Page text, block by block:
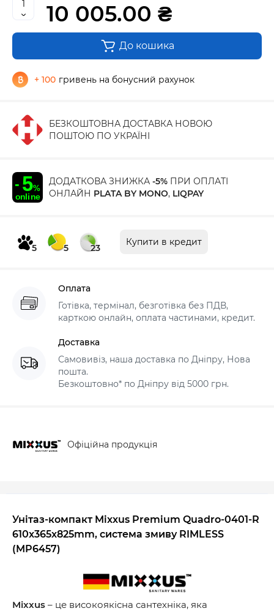
10 005.00 ₴
До кошика
+ 100 гривень на бонусний рахунок
БЕЗКОШТОВНА ДОСТАВКА НОВОЮ
ПОШТОЮ ПО УКРАЇНІ
ДОДАТКОВА ЗНИЖКА -5% ПРИ ОПЛАТІ
ОНЛАЙН PLATA BY MONO, LIQPAY
5 5 23
Купити в кредит
Оплата
Готівка, термінал, безготівка без ПДВ,
карткою онлайн, оплата частинами, кредит.
Доставка
Самовивіз, наша доставка по Дніпру, Нова
пошта.
Безкоштовно* по Дніпру від 5000 грн.
Офіційна продукція
Унітаз-компакт Mixxus Premium Quadro-0401-R
610x365x825mm, система змиву RIMLESS
(MP6457)
Mixxus – це високоякісна сантехніка, яка